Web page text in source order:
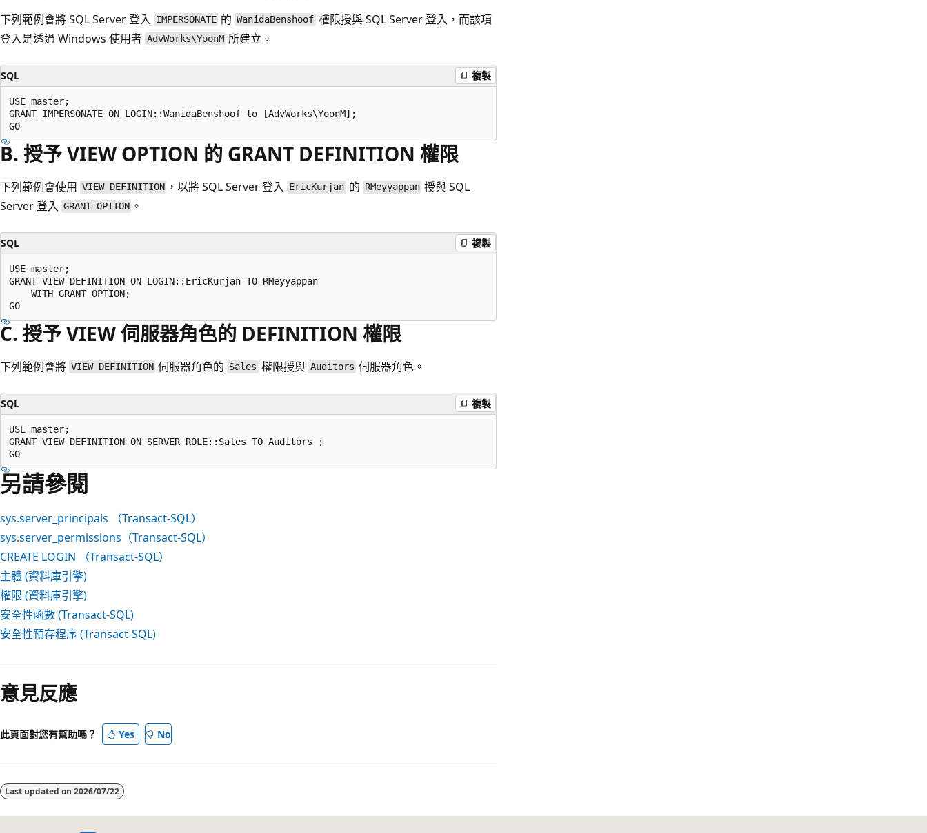
下列範例會將 SQL Server 登入 IMPERSONATE 的 WanidaBenshoof 權限授與 SQL Server 登入，而該項
登入是透過 Windows 使用者 AdvWorks\YoonM 所建立。
SQL 複製
USE master;
GRANT IMPERSONATE ON LOGIN::WanidaBenshoof to [AdvWorks\YoonM];
B. 授予 VIEW OPTION 的 GRANT DEFINITION 權限
下列範例會使用 VIEW DEFINITION ，以將 SQL Server 登入 EricKurjan 的 RMeyyappan 授與 SQL
Server 登入 GRANT OPTION 。
SQL 複製
USE master;
GRANT VIEW DEFINITION ON LOGIN::EricKurjan TO RMeyyappan
    WITH GRANT OPTION;
C. 授予 VIEW 伺服器角色的 DEFINITION 權限
下列範例會將 VIEW DEFINITION 伺服器角色的 Sales 權限授與 Auditors 伺服器角色。
SQL 複製
USE master;
GRANT VIEW DEFINITION ON SERVER ROLE::Sales TO Auditors ;
另請參閱
sys.server_principals （Transact-SQL）
sys.server_permissions（Transact-SQL）
CREATE LOGIN （Transact-SQL）
主體 (資料庫引擎)
權限 (資料庫引擎)
安全性函數 (Transact-SQL)
安全性預存程序 (Transact-SQL)
意見反應
此頁面對您有幫助嗎？ Yes No
Last updated on 2026/07/22